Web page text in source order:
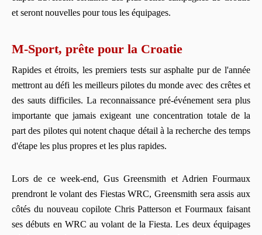
et seront nouvelles pour tous les équipages.
M-Sport, prête pour la Croatie
Rapides et étroits, les premiers tests sur asphalte pur de l'année
mettront au défi les meilleurs pilotes du monde avec des crêtes et
des sauts difficiles. La reconnaissance pré-événement sera plus
importante que jamais exigeant une concentration totale de la
part des pilotes qui notent chaque détail à la recherche des temps
d'étape les plus propres et les plus rapides.
Lors de ce week-end, Gus Greensmith et Adrien Fourmaux
prendront le volant des Fiestas WRC, Greensmith sera assis aux
côtés du nouveau copilote Chris Patterson et Fourmaux faisant
ses débuts en WRC au volant de la Fiesta. Les deux équipages